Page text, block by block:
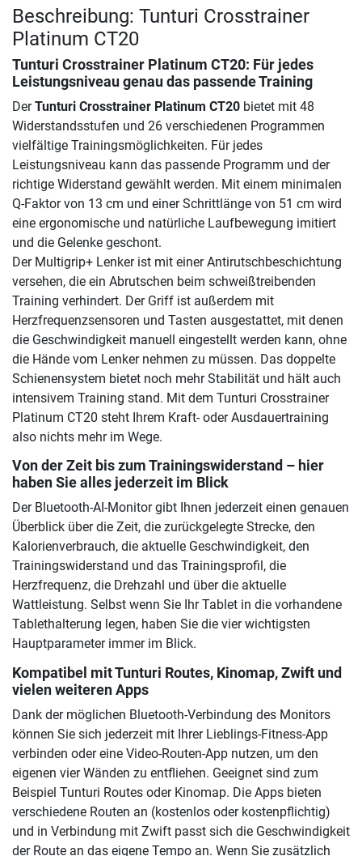
Beschreibung: Tunturi Crosstrainer
Platinum CT20
Tunturi Crosstrainer Platinum CT20: Für jedes
Leistungsniveau genau das passende Training
DerTunturi Crosstrainer Platinum CT20 bietet mit 48
Widerstandsstufen und 26 verschiedenen Programmen
vielfältige Trainingsmöglichkeiten. Für jedes
Leistungsniveau kann das passende Programm und der
richtige Widerstand gewählt werden. Mit einem minimalen
Q-Faktor von 13 cm und einer Schrittlänge von 51 cm wird
eine ergonomische und natürliche Laufbewegung imitiert
und die Gelenke geschont.
Der Multigrip+ Lenker ist mit einer Antirutschbeschichtung
versehen, die ein Abrutschen beim schweißtreibenden
Training verhindert. Der Griff ist außerdem mit
Herzfrequenzsensoren und Tasten ausgestattet, mit denen
die Geschwindigkeit manuell eingestellt werden kann, ohne
die Hände vom Lenker nehmen zu müssen. Das doppelte
Schienensystem bietet noch mehr Stabilität und hält auch
intensivem Training stand. Mit dem Tunturi Crosstrainer
Platinum CT20 steht Ihrem Kraft- oder Ausdauertraining
also nichts mehr im Wege.
Von der Zeit bis zum Trainingswiderstand – hier
haben Sie alles jederzeit im Blick
Der Bluetooth-AI-Monitor gibt Ihnen jederzeit einen genauen
Überblick über die Zeit, die zurückgelegte Strecke, den
Kalorienverbrauch, die aktuelle Geschwindigkeit, den
Trainingswiderstand und das Trainingsprofil, die
Herzfrequenz, die Drehzahl und über die aktuelle
Wattleistung. Selbst wenn Sie Ihr Tablet in die vorhandene
Tablethalterung legen, haben Sie die vier wichtigsten
Hauptparameter immer im Blick.
Kompatibel mit Tunturi Routes, Kinomap, Zwift und
vielen weiteren Apps
Dank der möglichen Bluetooth-Verbindung des Monitors
können Sie sich jederzeit mit Ihrer Lieblings-Fitness-App
verbinden oder eine Video-Routen-App nutzen, um den
eigenen vier Wänden zu entfliehen. Geeignet sind zum
Beispiel Tunturi Routes oder Kinomap. Die Apps bieten
verschiedene Routen an (kostenlos oder kostenpflichtig)
und in Verbindung mit Zwift passt sich die Geschwindigkeit
der Route an das eigene Tempo an. Wenn Sie zusätzlich